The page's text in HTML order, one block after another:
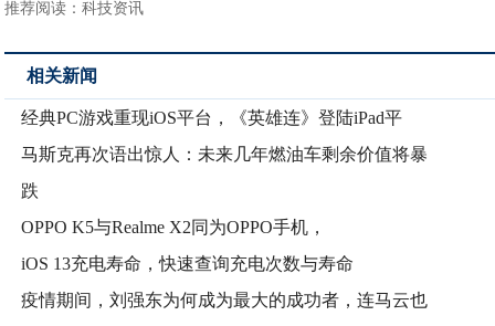
推荐阅读：科技资讯
相关新闻
经典PC游戏重现iOS平台，《英雄连》登陆iPad平
马斯克再次语出惊人：未来几年燃油车剩余价值将暴
跌
OPPO K5与Realme X2同为OPPO手机，
iOS 13充电寿命，快速查询充电次数与寿命
疫情期间，刘强东为何成为最大的成功者，连马云也